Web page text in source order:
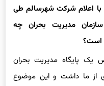
با اعلام شرکت شهرسالم طی
مدیریت بحران چه
است؟
پایگاه مدیریت بحران
از ما داشت و این موضوع